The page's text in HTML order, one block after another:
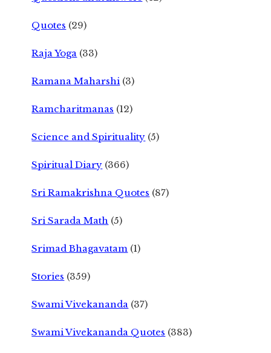
Quotes (29)
Raja Yoga (33)
Ramana Maharshi (3)
Ramcharitmanas (12)
Science and Spirituality (5)
Spiritual Diary (366)
Sri Ramakrishna Quotes (87)
Sri Sarada Math (5)
Srimad Bhagavatam (1)
Stories (359)
Swami Vivekananda (37)
Swami Vivekananda Quotes (383)